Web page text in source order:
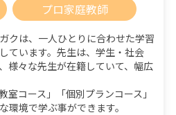
プロ家庭教師
クは、一人ひとりに合わせた学習
ています。先生は、学生・社会
様々な先生が在籍していて、幅広
室コース」「個別プランコース」
環境で学ぶ事ができます。